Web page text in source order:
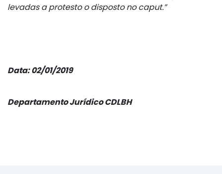
levadas a protesto o disposto no caput.”
Data: 02/01/2019
Departamento Jurídico CDLBH